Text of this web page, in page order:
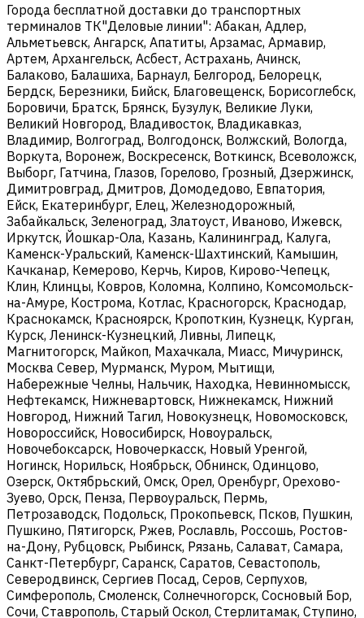
Города бесплатной доставки до транспортных
терминалов ТК"Деловые линии": Абакан, Адлер,
Альметьевск, Ангарск, Апатиты, Арзамас, Армавир,
Артем, Архангельск, Асбест, Астрахань, Ачинск,
Балаково, Балашиха, Барнаул, Белгород, Белорецк,
Бердск, Березники, Бийск, Благовещенск, Борисоглебск,
Боровичи, Братск, Брянск, Бузулук, Великие Луки,
Великий Новгород, Владивосток, Владикавказ,
Владимир, Волгоград, Волгодонск, Волжский, Вологда,
Воркута, Воронеж, Воскресенск, Воткинск, Всеволожск,
Выборг, Гатчина, Глазов, Горелово, Грозный, Дзержинск,
Димитровград, Дмитров, Домодедово, Евпатория,
Ейск, Екатеринбург, Елец, Железнодорожный,
Забайкальск, Зеленоград, Златоуст, Иваново, Ижевск,
Иркутск, Йошкар-Ола, Казань, Калининград, Калуга,
Каменск-Уральский, Каменск-Шахтинский, Камышин,
Качканар, Кемерово, Керчь, Киров, Кирово-Чепецк,
Клин, Клинцы, Ковров, Коломна, Колпино, Комсомольск-
на-Амуре, Кострома, Котлас, Красногорск, Краснодар,
Краснокамск, Красноярск, Кропоткин, Кузнецк, Курган,
Курск, Ленинск-Кузнецкий, Ливны, Липецк,
Магнитогорск, Майкоп, Махачкала, Миасс, Мичуринск,
Москва Север, Мурманск, Муром, Мытищи,
Набережные Челны, Нальчик, Находка, Невинномысск,
Нефтекамск, Нижневартовск, Нижнекамск, Нижний
Новгород, Нижний Тагил, Новокузнецк, Новомосковск,
Новороссийск, Новосибирск, Новоуральск,
Новочебоксарск, Новочеркасск, Новый Уренгой,
Ногинск, Норильск, Ноябрьск, Обнинск, Одинцово,
Озерск, Октябрьский, Омск, Орел, Оренбург, Орехово-
Зуево, Орск, Пенза, Первоуральск, Пермь,
Петрозаводск, Подольск, Прокопьевск, Псков, Пушкин,
Пушкино, Пятигорск, Ржев, Рославль, Россошь, Ростов-
на-Дону, Рубцовск, Рыбинск, Рязань, Салават, Самара,
Санкт-Петербург, Саранск, Саратов, Севастополь,
Северодвинск, Сергиев Посад, Серов, Серпухов,
Симферополь, Смоленск, Солнечногорск, Сосновый Бор,
Сочи, Ставрополь, Старый Оскол, Стерлитамак, Ступино,